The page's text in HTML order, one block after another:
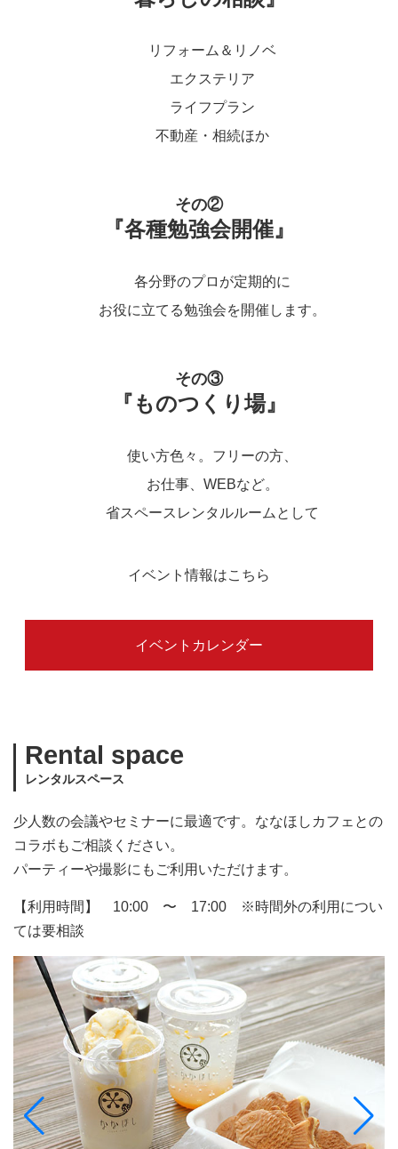
リフォーム＆リノベ
エクステリア
ライフプラン
不動産・相続ほか
その②
『各種勉強会開催』
各分野のプロが定期的に
お役に立てる勉強会を開催します。
その③
『ものつくり場』
使い方色々。フリーの方、
お仕事、WEBなど。
省スペースレンタルルームとして
イベント情報はこちら
イベントカレンダー
Rental space
レンタルスペース
少人数の会議やセミナーに最適です。ななほしカフェとの
コラボもご相談ください。
パーティーや撮影にもご利用いただけます。
【利用時間】 10:00 〜 17:00 ※時間外の利用につい
ては要相談